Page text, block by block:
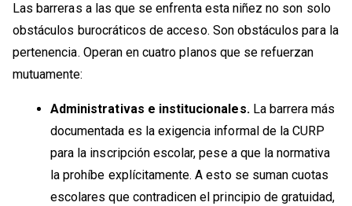
Las barreras a las que se enfrenta esta niñez no son solo
obstáculos burocráticos de acceso. Son obstáculos para la
pertenencia. Operan en cuatro planos que se refuerzan
mutuamente:
Administrativas e institucionales.La barrera más
documentada es la exigencia informal de la CURP
para la inscripción escolar, pese a que la normativa
la prohíbe explícitamente. A esto se suman cuotas
escolares que contradicen el principio de gratuidad,